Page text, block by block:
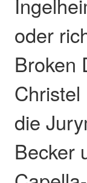
oder
Broken
die
Becker